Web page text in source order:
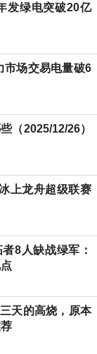
发绿电突破20亿
市场交易电量破6
（2025/12/26）
上龙舟超级联赛
8人缺战绿军：
天的高烧，原本